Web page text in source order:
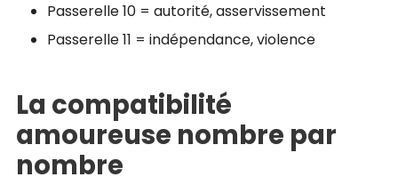
Passerelle 10 = autorité, asservissement
Passerelle 11 = indépendance, violence
La compatibilité
amoureuse nombre par
nombre